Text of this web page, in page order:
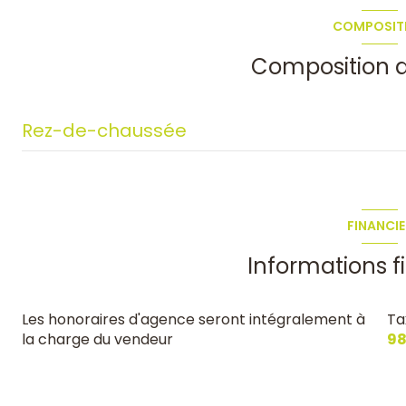
Composition
Rez-de-chaussée
buanderie
réserve
Informations
Les honoraires d'agence seront intégralement à
la charge du vendeur